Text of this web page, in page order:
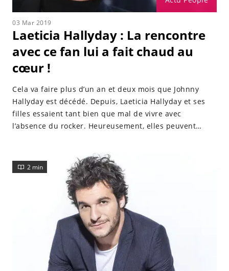
03 Mar 2019
Laeticia Hallyday : La rencontre
avec ce fan lui a fait chaud au
cœur !
Cela va faire plus d’un an et deux mois que Johnny
Hallyday est décédé. Depuis, Laeticia Hallyday et ses
filles essaient tant bien que mal de vivre avec
l’absence du rocker. Heureusement, elles peuvent
2 min